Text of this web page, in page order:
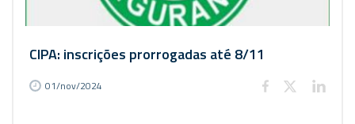
CIPA: inscrições prorrogadas até 8/11
01/nov/2024